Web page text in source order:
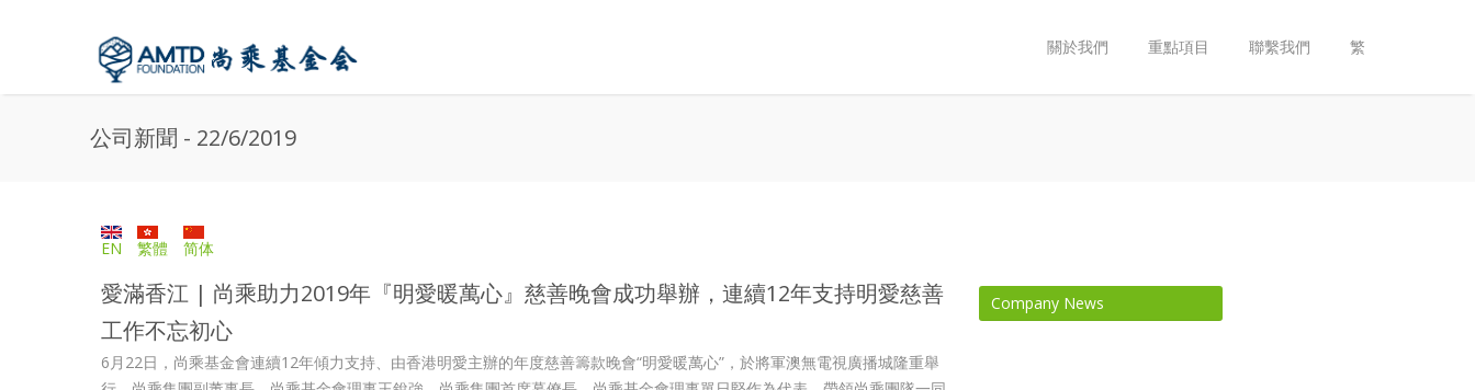
關於我們 重點項目 聯繫我們 繁
公司新聞 - 22/6/2019
EN 繁體 简体
愛滿香江 | 尚乘助力2019年『明愛暖萬心』慈善晚會成功舉辦，連續12年支持明愛慈善
工作不忘初心
6月22日，尚乘基金會連續12年傾力支持、由香港明愛主辦的年度慈善籌款晚會“明愛暖萬心”，於將軍澳無電視廣播城隆重舉
Company News